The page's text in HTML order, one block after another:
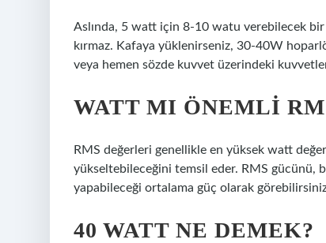
Aslında, 5 watt için 8-10 watu verebilecek
kırmaz. Kafaya yüklenirseniz, 30-40W
veya hemen sözde kuvvet üzerindeki
WATT MI ÖNEMLI
RMS değerleri genellikle en yüksek watt
yükseltebileceğini temsil eder. RMS gücünü,
yapabileceği ortalama güç olarak
40 WATT NE DEMEK?